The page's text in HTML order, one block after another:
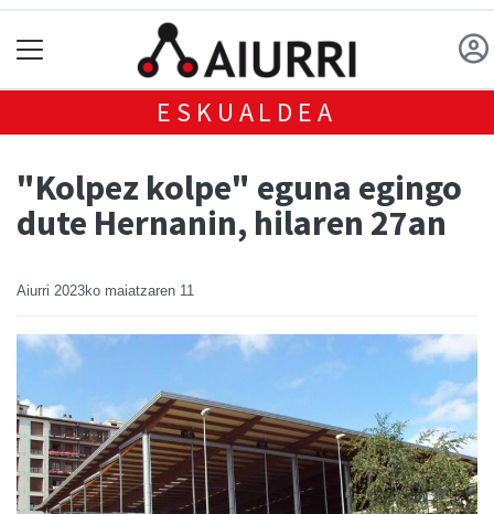
ESKUALDEA
"Kolpez kolpe" eguna egingo
dute Hernanin, hilaren 27an
Aiurri 2023ko maiatzaren 11